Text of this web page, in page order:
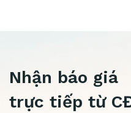
Nhận báo giá
trực tiếp từ